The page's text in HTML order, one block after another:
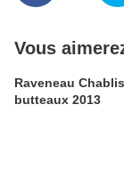
Vous
Raveneau
butteaux 2013